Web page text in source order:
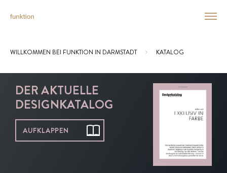
Sie sind hier:
WILLKOMMEN BEI FUNKTION IN DARMSTADT KATALOG
DER AKTUELLE
DESIGNKATALOG
AUFKLAPPEN